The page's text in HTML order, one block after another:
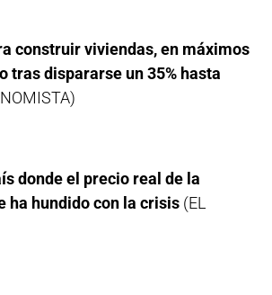
construir viviendas, en máximos
tras dispararse un 35% hasta
donde el precio real de la
ha hundido con la crisis (EL